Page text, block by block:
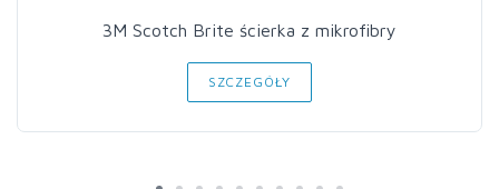
3M Scotch Brite ścierka z mikrofibry
SZCZEGÓŁY